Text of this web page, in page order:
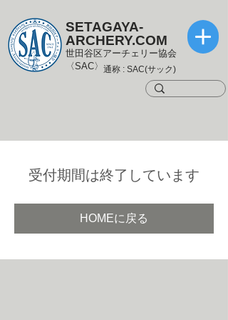
SETAGAYA-
ARCHERY.COM
世田谷区アーチェリー協会
〈SAC〉 通称 : SAC(サック)
受付期間は終了しています
HOMEに戻る